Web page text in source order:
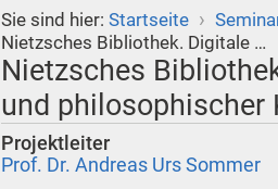
Sie sind hier: Startseite ›
Nietzsches Bibliothek. Digitale …
Nietzsches
und philosophischer
Projektleiter
Prof. Dr. Andreas Urs Sommer